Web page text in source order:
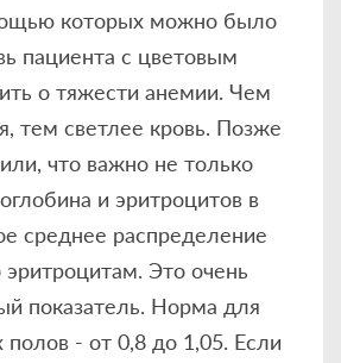
которых можно было
пациента с цветовым
о тяжести анемии. Чем
тем светлее кровь. Позже
что важно не только
и эритроцитов в
среднее распределение
эритроцитам. Это очень
показатель. Норма для
полов - от 0,8 до 1,05. Если